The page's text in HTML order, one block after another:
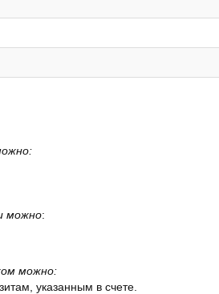
можно:
можно:
указанным в счете.